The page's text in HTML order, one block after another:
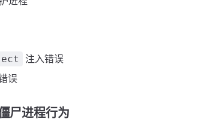
注入错误
误
尸进程行为